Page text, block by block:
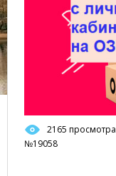
2165 просмотра
№19058